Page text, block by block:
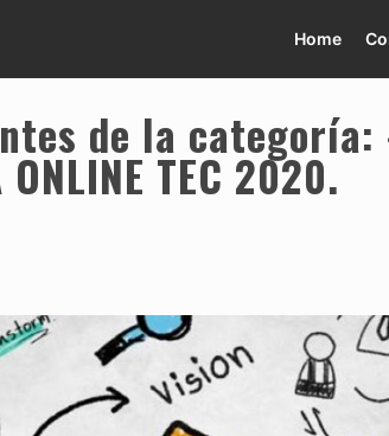
Home
de la categoría:
ONLINE TEC 2020.